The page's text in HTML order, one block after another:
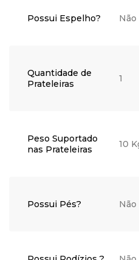
Possui Espelho? Não
Quantidade de
Prateleiras
1
Peso Suportado
nas Prateleiras
10
Possui Pés? Não